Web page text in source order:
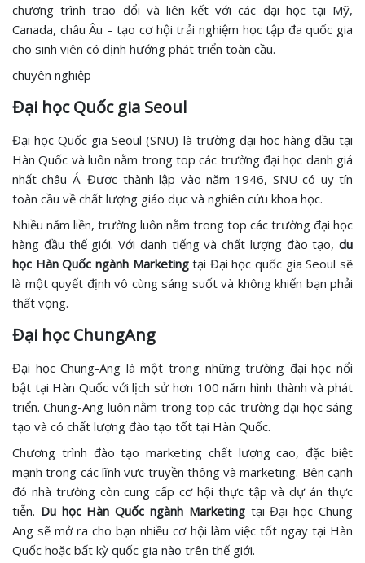
chương trình trao đổi và liên kết với các đại học tại Mỹ,
Canada, châu Âu – tạo cơ hội trải nghiệm học tập đa quốc gia
cho sinh viên có định hướng phát triển toàn cầu.
chuyên nghiệp
Đại học Quốc gia Seoul
Đại học Quốc gia Seoul (SNU) là trường đại học hàng đầu tại
Hàn Quốc và luôn nằm trong top các trường đại học danh giá
nhất châu Á. Được thành lập vào năm 1946, SNU có uy tín
toàn cầu về chất lượng giáo dục và nghiên cứu khoa học.
Nhiều năm liền, trường luôn nằm trong top các trường đại học
hàng đầu thế giới. Với danh tiếng và chất lượng đào tạo, du
học Hàn Quốc ngành Marketingtại Đại học quốc gia Seoul sẽ
là một quyết định vô cùng sáng suốt và không khiến bạn phải
thất vọng.
Đại học ChungAng
Đại học Chung-Ang là một trong những trường đại học nổi
bật tại Hàn Quốc với lịch sử hơn 100 năm hình thành và phát
triển. Chung-Ang luôn nằm trong top các trường đại học sáng
tạo và có chất lượng đào tạo tốt tại Hàn Quốc.
Chương trình đào tạo marketing chất lượng cao, đặc biệt
mạnh trong các lĩnh vực truyền thông và marketing. Bên cạnh
đó nhà trường còn cung cấp cơ hội thực tập và dự án thực
tiễn. Du học Hàn Quốc ngành Marketingtại Đại học Chung
Ang sẽ mở ra cho bạn nhiều cơ hội làm việc tốt ngay tại Hàn
Quốc hoặc bất kỳ quốc gia nào trên thế giới.